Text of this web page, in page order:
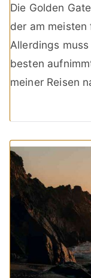
Die Golden
der am
Allerdings
besten
meiner Reisen